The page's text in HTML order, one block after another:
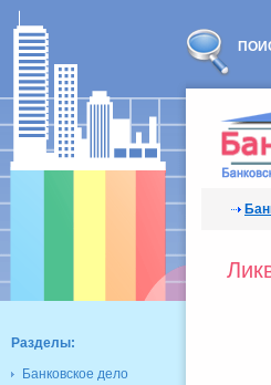
Разделы:
Банковское дело